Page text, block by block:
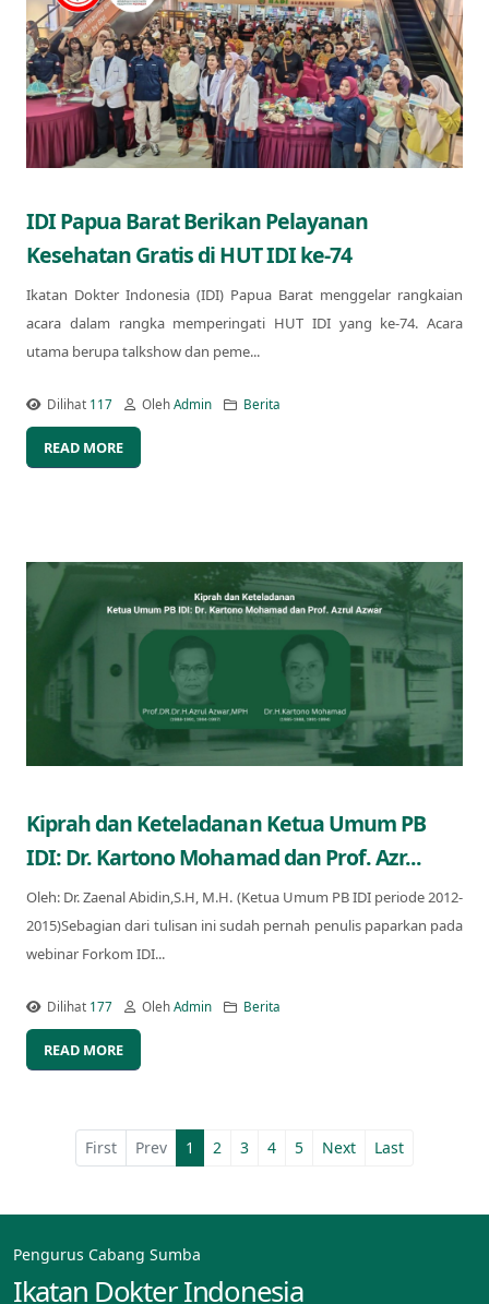
IDI Papua Barat Berikan Pelayanan
Kesehatan Gratis di HUT IDI ke-74
Ikatan Dokter Indonesia (IDI) Papua Barat menggelar rangkaian
acara dalam rangka memperingati HUT IDI yang ke-74. Acara
utama berupa talkshow dan peme...
Dilihat 117 OlehAdmin Berita
READ MORE
Kiprah dan Keteladanan Ketua Umum PB
IDI: Dr. Kartono Mohamad dan Prof. Azr...
Oleh: Dr. Zaenal Abidin,S.H, M.H. (Ketua Umum PB IDI periode 2012-
2015)Sebagian dari tulisan ini sudah pernah penulis paparkan pada
webinar Forkom IDI...
Dilihat 177 OlehAdmin Berita
READ MORE
First Prev 1 2 3 4 5 Next Last
Pengurus Cabang Sumba
Ikatan Dokter Indonesia